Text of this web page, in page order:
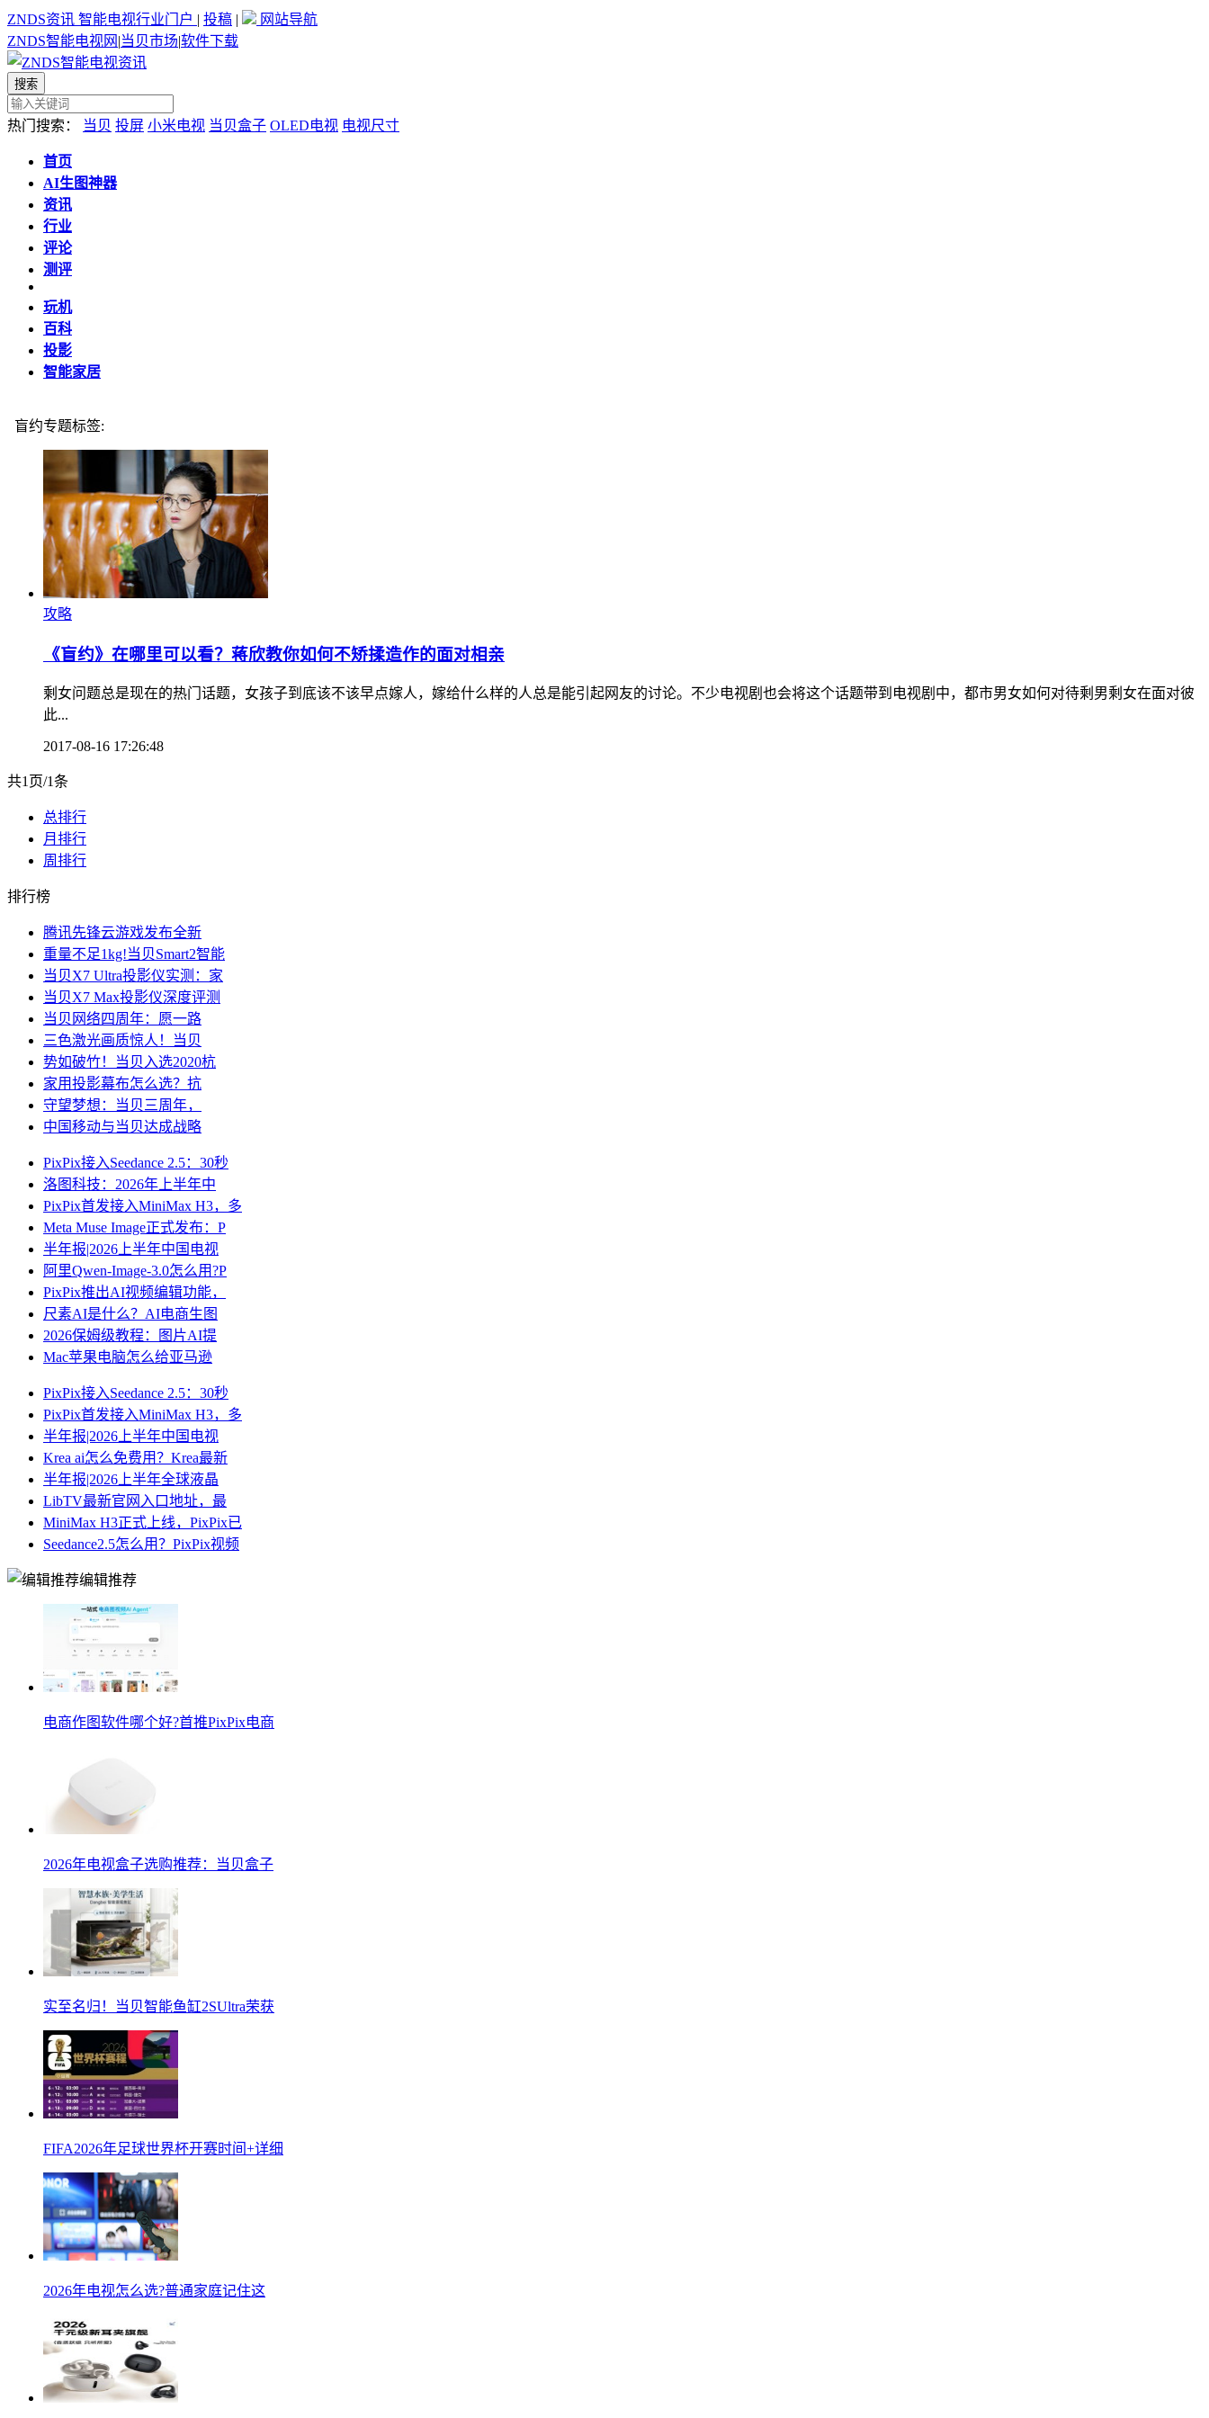
ZNDS资讯 智能电视行业门户 | 投稿 |
网站导航
ZNDS智能电视网 |当贝市场|软件下载
热门搜索： 当贝 投屏 小米电视 当贝盒子 OLED电视 电视尺寸
首页
AI生图神器
资讯
行业
评论
测评
玩机
百科
投影
智能家居
盲约专题标签:
攻略
《盲约》在哪里可以看？蒋欣教你如何不矫揉造作的面对相亲
剩女问题总是现在的热门话题，女孩子到底该不该早点嫁人，嫁给什么样的人总是能引起网友的讨论。不少电视剧也会将这个话题带到电视剧中，都市男女如何对待剩男剩女在面对彼
此...
2017-08-16 17:26:48
共1页/1条
总排行
月排行
周排行
排行榜
腾讯先锋云游戏发布全新
重量不足1kg!当贝Smart2智能
当贝X7 Ultra投影仪实测：家
当贝X7 Max投影仪深度评测
当贝网络四周年：愿一路
三色激光画质惊人！当贝
势如破竹！当贝入选2020杭
家用投影幕布怎么选？抗
守望梦想：当贝三周年，
中国移动与当贝达成战略
PixPix接入Seedance 2.5：30秒
洛图科技：2026年上半年中
PixPix首发接入MiniMax H3，多
Meta Muse Image正式发布：P
半年报|2026上半年中国电视
阿里Qwen-Image-3.0怎么用?P
PixPix推出AI视频编辑功能，
尺素AI是什么？AI电商生图
2026保姆级教程：图片AI提
Mac苹果电脑怎么给亚马逊
PixPix接入Seedance 2.5：30秒
PixPix首发接入MiniMax H3，多
半年报|2026上半年中国电视
Krea ai怎么免费用？Krea最新
半年报|2026上半年全球液晶
LibTV最新官网入口地址，最
MiniMax H3正式上线，PixPix已
Seedance2.5怎么用？PixPix视频
编辑推荐
电商作图软件哪个好?首推PixPix电商
2026年电视盒子选购推荐：当贝盒子
实至名归！当贝智能鱼缸2SUltra荣获
FIFA2026年足球世界杯开赛时间+详细
2026年电视怎么选?普通家庭记住这